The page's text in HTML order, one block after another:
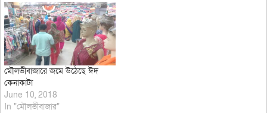
গুলোতে ক্রেতাদের ভীড় থাকায়
ব্যবসায়ীরা সন্তোষ প্রকাশ করেছেন।
প্রতিদিন দুপুর থেকে মধ্যরাত পর্যন্ত
শাড়ী, কসমেটিক্স,…
মৌলভীবাজারে জমে উঠেছে ঈদ
কেনাকাটা
June 10, 2018
In "মৌলভীবাজার"